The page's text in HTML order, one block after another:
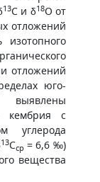
13С и δ18О от
отложений
изотопного
отложений
юго-
выявлены
кембрия с
углерода
13Сср = 6,6 ‰)
вещества